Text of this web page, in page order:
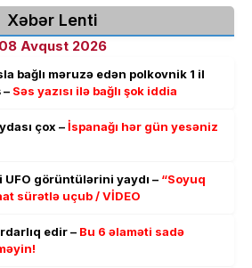
Xəbər Lenti
08 Avqust 2026
bağlı məruzə edən polkovnik 1 il
– Səs yazısı ilə bağlı şok iddia
çox –İspanağı hər gün yesəniz
UFO görüntülərini yaydı – “Soyuq
sürətlə uçub / VİDEO
edir – Bu 6 əlaməti sadə